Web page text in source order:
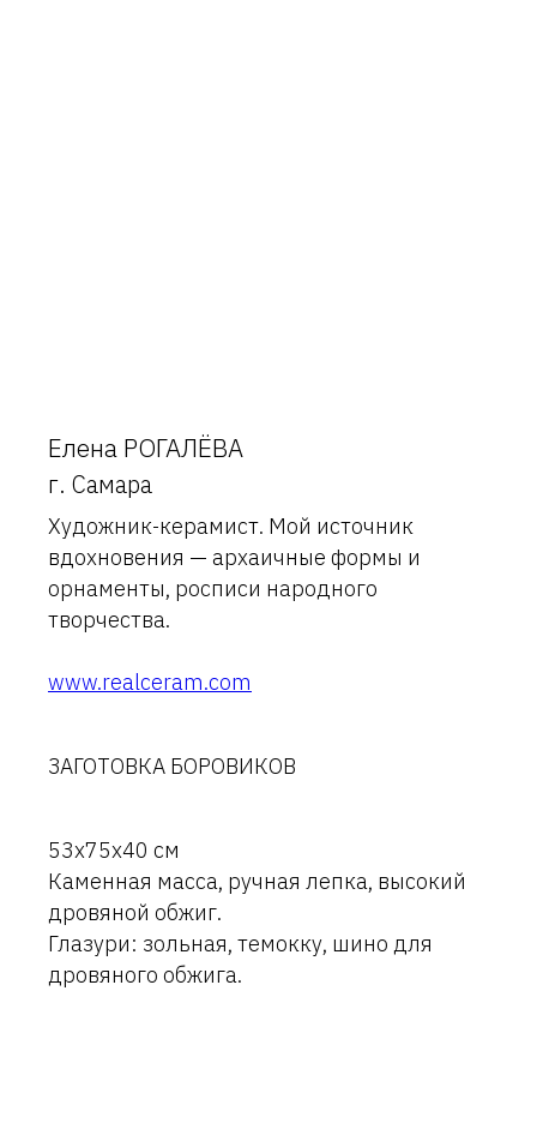
Елена РОГАЛЁВА
г. Самара
Художник-керамист. Мой источник
вдохновения — архаичные формы и
орнаменты, росписи народного
творчества.
www.realceram.com
ЗАГОТОВКА БОРОВИКОВ
53х75х40 см
Каменная масса, ручная лепка, высокий
дровяной обжиг.
Глазури: зольная, темокку, шино для
дровяного обжига.